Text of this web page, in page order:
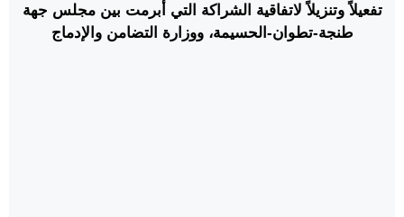
تفعيلاً وتنزيلاً لاتفاقية الشراكة التي أبرمت بين مجلس جهة
طنجة-تطوان-الحسيمة، ووزارة التضامن والإدماج